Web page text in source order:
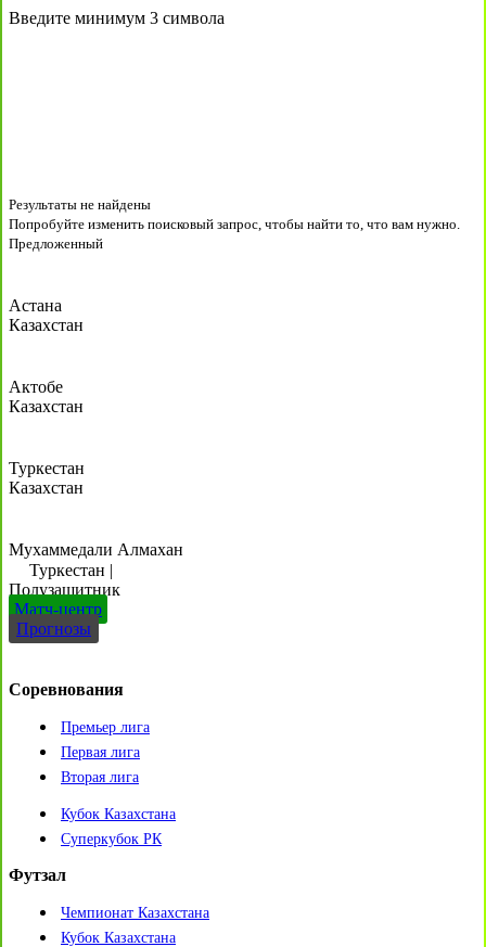
Введите минимум 3 символа
Результаты не найдены
Попробуйте изменить поисковый запрос, чтобы найти то, что вам нужно.
Предложенный
Астана
Казахстан
Актобе
Казахстан
Туркестан
Казахстан
Мухаммедали Алмахан
Туркестан |
Полузащитник
Матч-центр
Прогнозы
Соревнования
Премьер лига
Первая лига
Вторая лига
Кубок Казахстана
Суперкубок РК
Футзал
Чемпионат Казахстана
Кубок Казахстана